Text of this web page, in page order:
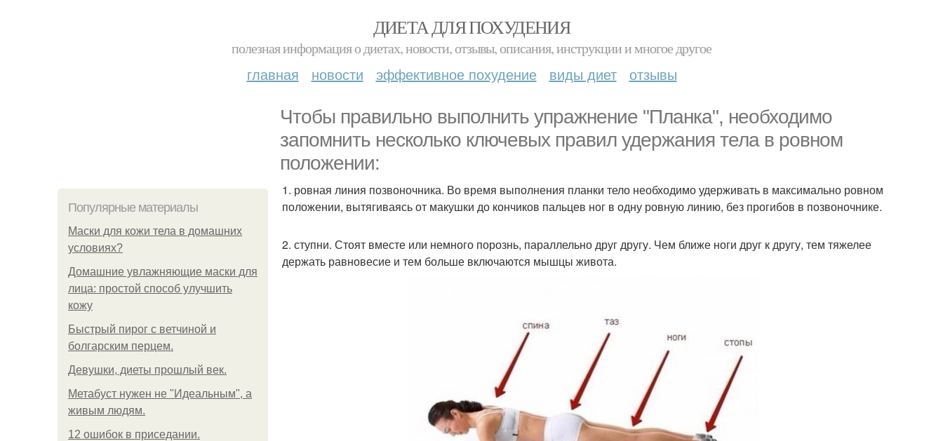
ДИЕТА ДЛЯ ПОХУДЕНИЯ
полезная информация о диетах, новости, отзывы, описания, инструкции и многое другое
главная новости эффективное похудение виды диет отзывы
Чтобы правильно выполнить упражнение "Планка", необходимо
запомнить несколько ключевых правил удержания тела в ровном
положении:
Популярные материалы
Маски для кожи тела в домашних
условиях?
Домашние увлажняющие маски для
лица: простой способ улучшить
кожу
Быстрый пирог с ветчиной и
болгарским перцем.
Девушки, диеты прошлый век.
Метабуст нужен не "Идеальным", а
живым людям.
12 ошибок в приседании.
1. ровная линия позвоночника. Во время выполнения планки тело необходимо удерживать в максимально ровном
положении, вытягиваясь от макушки до кончиков пальцев ног в одну ровную линию, без прогибов в позвоночнике.
2. ступни. Стоят вместе или немного порознь, параллельно друг другу. Чем ближе ноги друг к другу, тем тяжелее
держать равновесие и тем больше включаются мышцы живота.